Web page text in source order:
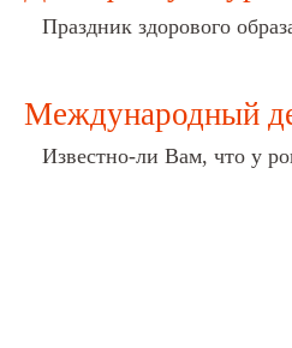
Праздник здорового
Международный
Известно-ли Вам, что у